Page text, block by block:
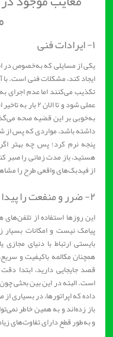
یکی از مسایلی که به‌خصوص در
ایجاد کند، مشکلات فنی است. با
تکذیب می‌کنند اما عدم اجرای به
عملی شود و تا
به‌خوبی بر این قضیه صحه
داشته باشد، مواردی که پس از
پنجه نرم کرد؛ پس چه بهتر
هستید، باز مدت زمانی را صبر
از فیدبک‌های واقعی طرح را
این روزها استفاده از تلفن‌های
پیامک نیست و امکانات بسیار
بایستی ارتباط با دنیای مجازی
همچنان مکالمه باکیفیت و
قصد جایجایی دارید، ابتدا
است. البته در این بین بحثی
داده که اپراتورها، در بسیاری از
باز زده‌اند و به همین خاطر
و به‌طور قطع دارای تفاوت‌های